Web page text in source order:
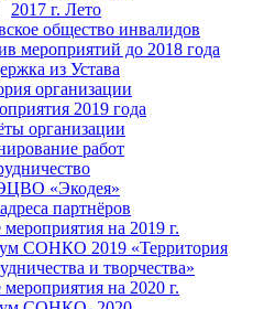
2017 г. Лето
общество инвалидов
мероприятий до 2018 года
из Устава
организации
2019 года
организации
работ
«Экодея»
партнёров
на 2019 г.
СОНКО 2019 «Территория
и творчества»
на 2020 г.